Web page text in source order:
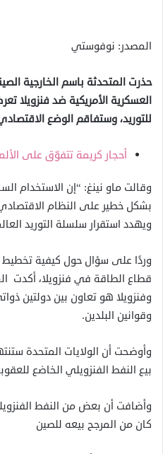
المصدر: نوفوستي
حذرت المتحدثة باسم الخارجية
العسكرية الأمريكية ضد فنزويلا
للتوريد، وستفاقم الوضع
أحجار كريمة تتفوّق على
وقالت ماو نينغ: “إن الاستخدام
بشكل خطير على النظام
ويهدد استقرار سلسلة التوريد
وردًا على سؤال حول كيفية
قطاع الطاقة في فنزويلا، أكدت
وفنزويلا هو تعاون بين دولتين
وقوانين البلدين.
وأوضحت أن الولايات المتحدة
بيع النفط الفنزويلي الخاضع
وأضافت أن بعض من النفط
كان من المرجح بيعه للصين